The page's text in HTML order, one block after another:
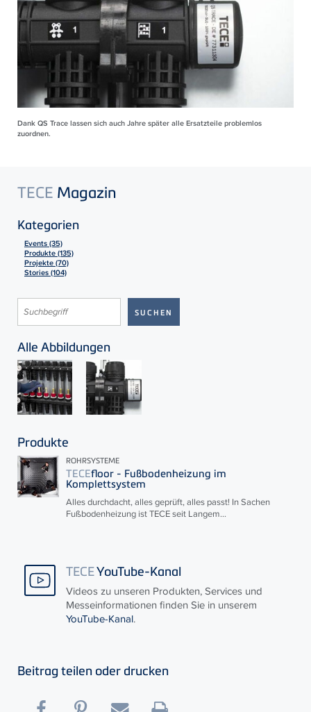
Dank QS Trace lassen sich auch Jahre später alle Ersatzteile problemlos
zuordnen.
TECE Magazin
Kategorien
Events (35)
Produkte (135)
Projekte (70)
Stories (104)
Alle Abbildungen
Produkte
ROHRSYSTEME
TECEfloor - Fußbodenheizung im
Komplettsystem
Alles durchdacht, alles geprüft, alles passt! In Sachen
Fußbodenheizung istTECEseit Langem...
TECEYouTube-Kanal
Videos zu unseren Produkten, Services und
Messeinformationen finden Sie in unserem
YouTube-Kanal.
Beitrag teilen oder drucken